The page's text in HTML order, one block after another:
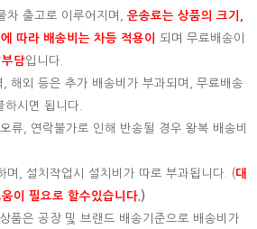
차 출고로 이루어지며, 운송료는 상품의 크기,
따라 배송비는 차등 적용이
되며 무료배송이
담입니다.
해외 등은 추가 배송비가 부과되며, 무료배송
시면 됩니다.
류, 연락불가로 인해 반송될 경우 왕복 배송비
며, 설치작업시 설치비가 따로 부과됩니다. (대
이 필요로 할수있습니다. )
품은 공장 및 브랜드 배송기준으로 배송비가